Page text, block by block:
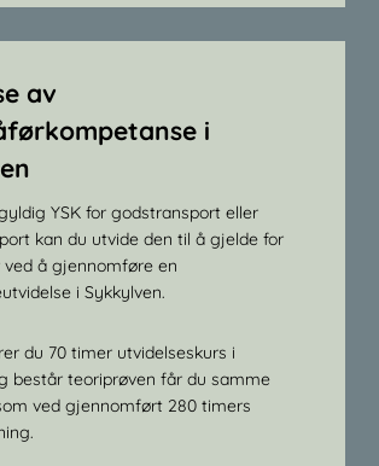
av
i
YSK for godstransport eller
kan du utvide den til å gjelde for
å gjennomføre en
i Sykkylven.
du 70 timer utvidelseskurs i
består teoriprøven får du samme
ved gjennomført 280 timers